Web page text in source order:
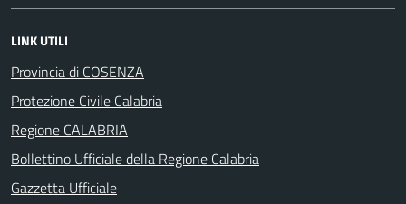
LINK UTILI
Provincia di COSENZA
Protezione Civile Calabria
Regione CALABRIA
Bollettino Ufficiale della Regione Calabria
Gazzetta Ufficiale